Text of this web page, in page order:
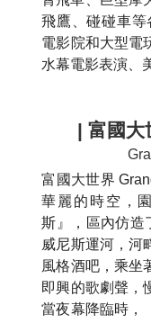
飛鷹、碰碰車
電影院和大型電
水幕電影表演、
| 富國大
富國大世界
華麗的時空，
斯』，區內仿造
威尼斯運河，河
風格酒吧，乘坐
即興的歌劇聲，
當夜幕降臨時，